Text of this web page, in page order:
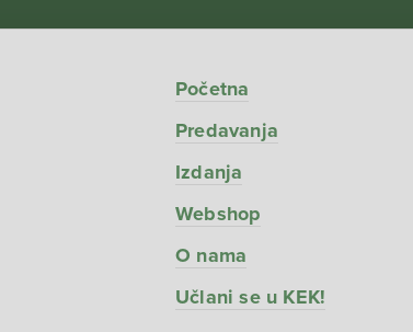
Početna
Predavanja
Izdanja
Webshop
O nama
Učlani se u KEK!